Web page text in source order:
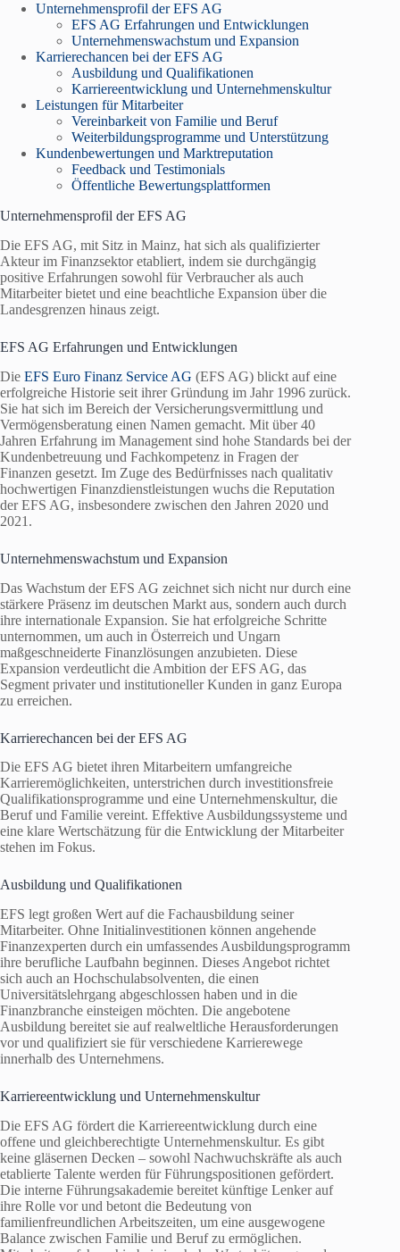
Unternehmensprofil der EFS AG
EFS AG Erfahrungen und Entwicklungen
Unternehmenswachstum und Expansion
Karrierechancen bei der EFS AG
Ausbildung und Qualifikationen
Karriereentwicklung und Unternehmenskultur
Leistungen für Mitarbeiter
Vereinbarkeit von Familie und Beruf
Weiterbildungsprogramme und Unterstützung
Kundenbewertungen und Marktreputation
Feedback und Testimonials
Öffentliche Bewertungsplattformen
Unternehmensprofil der EFS AG
Die EFS AG, mit Sitz in Mainz, hat sich als qualifizierter
Akteur im Finanzsektor etabliert, indem sie durchgängig
positive Erfahrungen sowohl für Verbraucher als auch
Mitarbeiter bietet und eine beachtliche Expansion über die
Landesgrenzen hinaus zeigt.
EFS AG Erfahrungen und Entwicklungen
Die EFS Euro Finanz Service AG (EFS AG) blickt auf eine
erfolgreiche Historie seit ihrer Gründung im Jahr 1996 zurück.
Sie hat sich im Bereich der Versicherungsvermittlung und
Vermögensberatung einen Namen gemacht. Mit über 40
Jahren Erfahrung im Management sind hohe Standards bei der
Kundenbetreuung und Fachkompetenz in Fragen der
Finanzen gesetzt. Im Zuge des Bedürfnisses nach qualitativ
hochwertigen Finanzdienstleistungen wuchs die Reputation
der EFS AG, insbesondere zwischen den Jahren 2020 und
2021.
Unternehmenswachstum und Expansion
Das Wachstum der EFS AG zeichnet sich nicht nur durch eine
stärkere Präsenz im deutschen Markt aus, sondern auch durch
ihre internationale Expansion. Sie hat erfolgreiche Schritte
unternommen, um auch in Österreich und Ungarn
maßgeschneiderte Finanzlösungen anzubieten. Diese
Expansion verdeutlicht die Ambition der EFS AG, das
Segment privater und institutioneller Kunden in ganz Europa
zu erreichen.
Karrierechancen bei der EFS AG
Die EFS AG bietet ihren Mitarbeitern umfangreiche
Karrieremöglichkeiten, unterstrichen durch investitionsfreie
Qualifikationsprogramme und eine Unternehmenskultur, die
Beruf und Familie vereint. Effektive Ausbildungssysteme und
eine klare Wertschätzung für die Entwicklung der Mitarbeiter
stehen im Fokus.
Ausbildung und Qualifikationen
EFS legt großen Wert auf die Fachausbildung seiner
Mitarbeiter. Ohne Initialinvestitionen können angehende
Finanzexperten durch ein umfassendes Ausbildungsprogramm
ihre berufliche Laufbahn beginnen. Dieses Angebot richtet
sich auch an Hochschulabsolventen, die einen
Universitätslehrgang abgeschlossen haben und in die
Finanzbranche einsteigen möchten. Die angebotene
Ausbildung bereitet sie auf realweltliche Herausforderungen
vor und qualifiziert sie für verschiedene Karrierewege
innerhalb des Unternehmens.
Karriereentwicklung und Unternehmenskultur
Die EFS AG fördert die Karriereentwicklung durch eine
offene und gleichberechtigte Unternehmenskultur. Es gibt
keine gläsernen Decken – sowohl Nachwuchskräfte als auch
etablierte Talente werden für Führungspositionen gefördert.
Die interne Führungsakademie bereitet künftige Lenker auf
ihre Rolle vor und betont die Bedeutung von
familienfreundlichen Arbeitszeiten, um eine ausgewogene
Balance zwischen Familie und Beruf zu ermöglichen.